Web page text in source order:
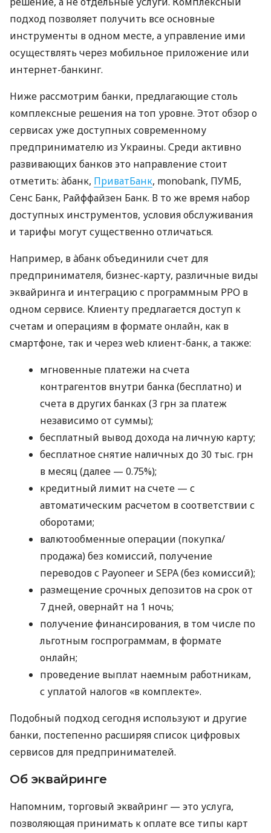
подход позволяет получить все основные
инструменты в одном месте, а управление ими
осуществлять через мобильное приложение или
интернет-банкинг.
Ниже рассмотрим банки, предлагающие столь
комплексные решения на топ уровне. Этот обзор о
сервисах уже доступных современному
предпринимателю из Украины. Среди активно
развивающих банков это направление стоит
отметить: àбанк, ПриватБанк, monobank, ПУМБ,
Сенс Банк, Райффайзен Банк. В то же время набор
доступных инструментов, условия обслуживания
и тарифы могут существенно отличаться.
Например, в àбанк объединили счет для
предпринимателя, бизнес-карту, различные виды
эквайринга и интеграцию с программным РРО в
одном сервисе. Клиенту предлагается доступ к
счетам и операциям в формате онлайн, как в
смартфоне, так и через web клиент-банк, а также:
мгновенные платежи на счета
контрагентов внутри банка (бесплатно) и
счета в других банках (3 грн за платеж
независимо от суммы);
бесплатный вывод дохода на личную карту;
бесплатное снятие наличных до 30 тыс. грн
в месяц (далее — 0.75%);
кредитный лимит на счете — с
автоматическим расчетом в соответствии с
оборотами;
валютообменные операции (покупка/
продажа) без комиссий, получение
переводов с Payoneer и SEPA (без комиссий);
размещение срочных депозитов на срок от
7 дней, овернайт на 1 ночь;
получение финансирования, в том числе по
льготным госпрограммам, в формате
онлайн;
проведение выплат наемным работникам,
с уплатой налогов «в комплекте».
Подобный подход сегодня используют и другие
банки, постепенно расширяя список цифровых
сервисов для предпринимателей.
Об эквайринге
Напомним, торговый эквайринг — это услуга,
позволяющая принимать к оплате все типы карт